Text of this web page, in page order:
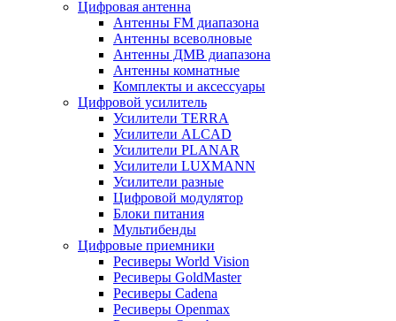
Цифровая антенна
Антенны FM диапазона
Антенны всеволновые
Антенны ДМВ диапазона
Антенны комнатные
Комплекты и аксессуары
Цифровой усилитель
Усилители TERRA
Усилители ALCAD
Усилители PLANAR
Усилители LUXMANN
Усилители разные
Цифровой модулятор
Блоки питания
Мультибенды
Цифровые приемники
Ресиверы World Vision
Ресиверы GoldMaster
Ресиверы Cadena
Ресиверы Openmax